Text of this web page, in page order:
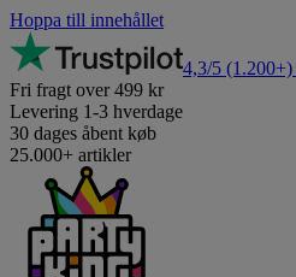
Hoppa till innehållet
4,3/5 (1.200+)
Fri fragt over 499 kr
Levering 1-3 hverdage
30 dages åbent køb
25.000+ artikler